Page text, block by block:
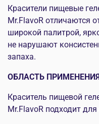
Красители пищевые
Mr.FlavoR отличаются
широкой палитрой,
не нарушают
запаха.
ОБЛАСТЬ ПРИМЕНЕНИЯ
Краситель пищевой
Mr.FlavoR подходит